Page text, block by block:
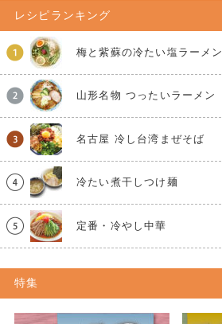
レシピランキング
梅と紫蘇の冷たい塩ラーメン
山形名物 つったいラーメン
名古屋 冷し台湾まぜそば
冷たい煮干しつけ麺
定番・冷やし中華
特集